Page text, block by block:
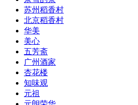
苏州稻香村
北京稻香村
华美
美心
五芳斋
广州酒家
杏花楼
知味观
元祖